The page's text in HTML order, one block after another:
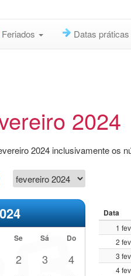
Feriados Datas práticas
2024
2024 inclusivamente os
Se Sá Do
2 3 4
Data
1
2
3
4